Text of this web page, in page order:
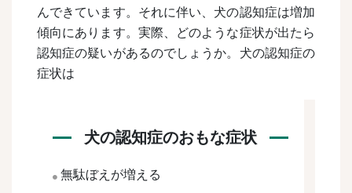
んできています。それに伴い、犬の認知症は増加
傾向にあります。実際、どのような症状が出たら
認知症の疑いがあるのでしょうか。犬の認知症の
症状は
犬の認知症のおもな症状
無駄ぼえが増える